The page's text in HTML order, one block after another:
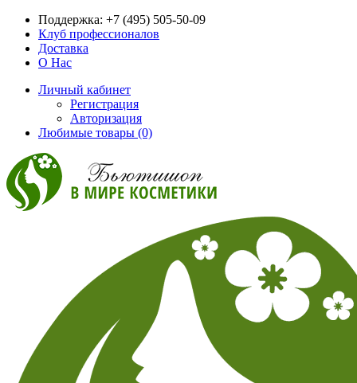
Поддержка: +7 (495) 505-50-09
Клуб профессионалов
Доставка
О Нас
Личный кабинет
Регистрация
Авторизация
Любимые товары (0)